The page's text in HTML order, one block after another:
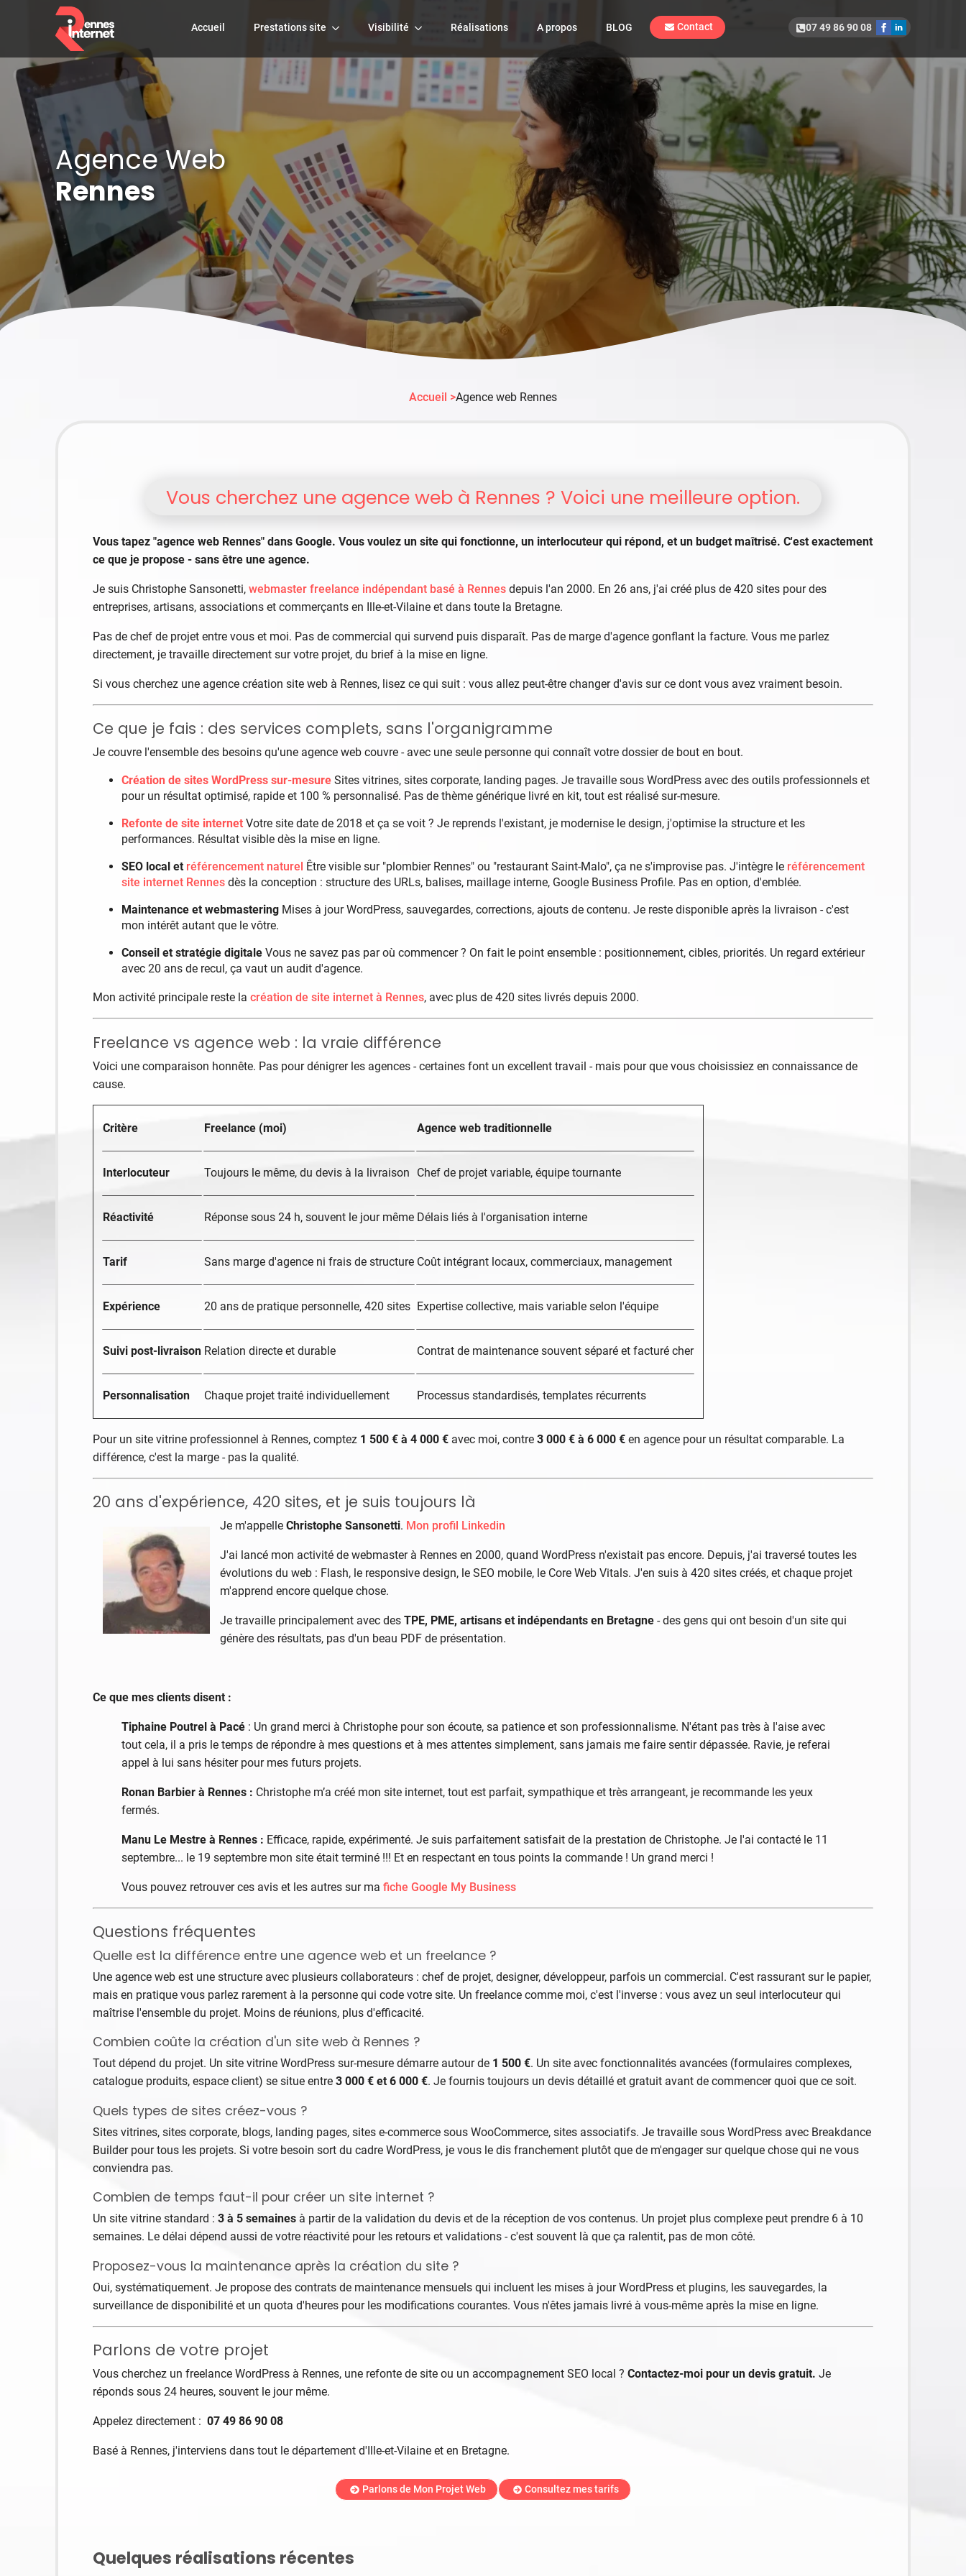
Accueil Prestations site Visibilité Réalisations A propos BLOG Contact 07 49 86 90 08
Agence Web
Rennes
Accueil >Agence web Rennes
Vous cherchez une agence web à Rennes ? Voici une meilleure option.
Vous tapez "agence web Rennes" dans Google. Vous voulez un site qui fonctionne, un interlocuteur qui répond, et un budget maîtrisé. C'est exactement
ce que je propose - sans être une agence.
Je suis Christophe Sansonetti, webmaster freelance indépendant basé à Rennes depuis l'an 2000. En 26 ans, j'ai créé plus de 420 sites pour des
entreprises, artisans, associations et commerçants en Ille-et-Vilaine et dans toute la Bretagne.
Pas de chef de projet entre vous et moi. Pas de commercial qui survend puis disparaît. Pas de marge d'agence gonflant la facture. Vous me parlez
directement, je travaille directement sur votre projet, du brief à la mise en ligne.
Si vous cherchez une agence création site web à Rennes, lisez ce qui suit : vous allez peut-être changer d'avis sur ce dont vous avez vraiment besoin.
Ce que je fais : des services complets, sans l'organigramme
Je couvre l'ensemble des besoins qu'une agence web couvre - avec une seule personne qui connaît votre dossier de bout en bout.
Création de sites WordPress sur-mesure Sites vitrines, sites corporate, landing pages. Je travaille sous WordPress avec des outils professionnels et
pour un résultat optimisé, rapide et 100 % personnalisé. Pas de thème générique livré en kit, tout est réalisé sur-mesure.
Refonte de site internet Votre site date de 2018 et ça se voit ? Je reprends l'existant, je modernise le design, j'optimise la structure et les
performances. Résultat visible dès la mise en ligne.
SEO local et référencement naturel Être visible sur "plombier Rennes" ou "restaurant Saint-Malo", ça ne s'improvise pas. J'intègre le référencement
site internet Rennes dès la conception : structure des URLs, balises, maillage interne, Google Business Profile. Pas en option, d'emblée.
Maintenance et webmastering Mises à jour WordPress, sauvegardes, corrections, ajouts de contenu. Je reste disponible après la livraison - c'est
mon intérêt autant que le vôtre.
Conseil et stratégie digitale Vous ne savez pas par où commencer ? On fait le point ensemble : positionnement, cibles, priorités. Un regard extérieur
avec 20 ans de recul, ça vaut un audit d'agence.
Mon activité principale reste la création de site internet à Rennes, avec plus de 420 sites livrés depuis 2000.
Freelance vs agence web : la vraie différence
Voici une comparaison honnête. Pas pour dénigrer les agences - certaines font un excellent travail - mais pour que vous choisissiez en connaissance de
cause.
Critère Freelance (moi) Agence web traditionnelle
Interlocuteur Toujours le même, du devis à la livraison Chef de projet variable, équipe tournante
Réactivité Réponse sous 24 h, souvent le jour même Délais liés à l'organisation interne
Tarif Sans marge d'agence ni frais de structure Coût intégrant locaux, commerciaux, management
Expérience 20 ans de pratique personnelle, 420 sites Expertise collective, mais variable selon l'équipe
Suivi post-livraison Relation directe et durable Contrat de maintenance souvent séparé et facturé cher
Personnalisation Chaque projet traité individuellement Processus standardisés, templates récurrents
Pour un site vitrine professionnel à Rennes, comptez 1 500 € à 4 000 € avec moi, contre 3 000 € à 6 000 € en agence pour un résultat comparable. La
différence, c'est la marge - pas la qualité.
20 ans d'expérience, 420 sites, et je suis toujours là
Je m'appelle Christophe Sansonetti. Mon profil Linkedin
J'ai lancé mon activité de webmaster à Rennes en 2000, quand WordPress n'existait pas encore. Depuis, j'ai traversé toutes les
évolutions du web : Flash, le responsive design, le SEO mobile, le Core Web Vitals. J'en suis à 420 sites créés, et chaque projet
m'apprend encore quelque chose.
Je travaille principalement avec des TPE, PME, artisans et indépendants en Bretagne - des gens qui ont besoin d'un site qui
génère des résultats, pas d'un beau PDF de présentation.
Ce que mes clients disent :
Tiphaine Poutrel à Pacé : Un grand merci à Christophe pour son écoute, sa patience et son professionnalisme. N'étant pas très à l'aise avec
tout cela, il a pris le temps de répondre à mes questions et à mes attentes simplement, sans jamais me faire sentir dépassée. Ravie, je referai
appel à lui sans hésiter pour mes futurs projets.
Ronan Barbier à Rennes : Christophe m’a créé mon site internet, tout est parfait, sympathique et très arrangeant, je recommande les yeux
fermés.
Manu Le Mestre à Rennes : Efficace, rapide, expérimenté. Je suis parfaitement satisfait de la prestation de Christophe. Je l'ai contacté le 11
septembre... le 19 septembre mon site était terminé !!! Et en respectant en tous points la commande ! Un grand merci !
Vous pouvez retrouver ces avis et les autres sur ma fiche Google My Business
Questions fréquentes
Quelle est la différence entre une agence web et un freelance ?
Une agence web est une structure avec plusieurs collaborateurs : chef de projet, designer, développeur, parfois un commercial. C'est rassurant sur le papier,
mais en pratique vous parlez rarement à la personne qui code votre site. Un freelance comme moi, c'est l'inverse : vous avez un seul interlocuteur qui
maîtrise l'ensemble du projet. Moins de réunions, plus d'efficacité.
Combien coûte la création d'un site web à Rennes ?
Tout dépend du projet. Un site vitrine WordPress sur-mesure démarre autour de 1 500 €. Un site avec fonctionnalités avancées (formulaires complexes,
catalogue produits, espace client) se situe entre 3 000 € et 6 000 €. Je fournis toujours un devis détaillé et gratuit avant de commencer quoi que ce soit.
Quels types de sites créez-vous ?
Sites vitrines, sites corporate, blogs, landing pages, sites e-commerce sous WooCommerce, sites associatifs. Je travaille sous WordPress avec Breakdance
Builder pour tous les projets. Si votre besoin sort du cadre WordPress, je vous le dis franchement plutôt que de m'engager sur quelque chose qui ne vous
conviendra pas.
Combien de temps faut-il pour créer un site internet ?
Un site vitrine standard : 3 à 5 semaines à partir de la validation du devis et de la réception de vos contenus. Un projet plus complexe peut prendre 6 à 10
semaines. Le délai dépend aussi de votre réactivité pour les retours et validations - c'est souvent là que ça ralentit, pas de mon côté.
Proposez-vous la maintenance après la création du site ?
Oui, systématiquement. Je propose des contrats de maintenance mensuels qui incluent les mises à jour WordPress et plugins, les sauvegardes, la
surveillance de disponibilité et un quota d'heures pour les modifications courantes. Vous n'êtes jamais livré à vous-même après la mise en ligne.
Parlons de votre projet
Vous cherchez un freelance WordPress à Rennes, une refonte de site ou un accompagnement SEO local ? Contactez-moi pour un devis gratuit. Je
réponds sous 24 heures, souvent le jour même.
Appelez directement : 07 49 86 90 08
Basé à Rennes, j'interviens dans tout le département d'Ille-et-Vilaine et en Bretagne.
Parlons de Mon Projet Web Consultez mes tarifs
Quelques réalisations récentes